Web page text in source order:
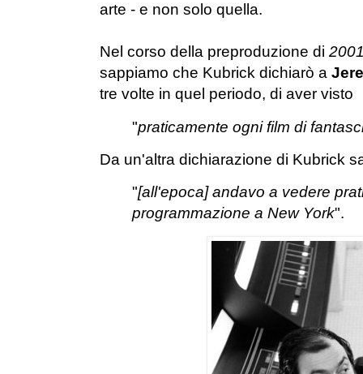
arte - e non solo quella.
Nel corso della preproduzione di
sappiamo che Kubrick dichiarò a
tre volte in quel periodo, di aver visto
"praticamente ogni film di
Da un'altra dichiarazione di Kubrick
"[all'epoca] andavo a vedere
programmazione a New York".